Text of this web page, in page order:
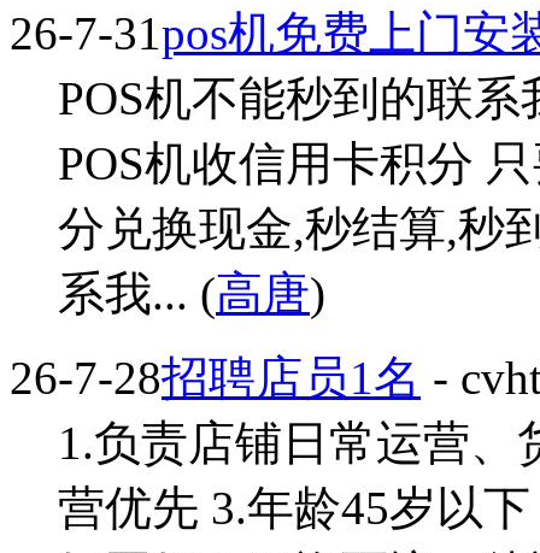
26-7-31pos机免费上门安
POS机不能秒到的联
POS机收信用卡积分
分兑换现金,秒结算,秒
系我... (高唐)
26-7-28招聘店员1名 -
1.负责店铺日常运营、
营优先 3.年龄45岁以